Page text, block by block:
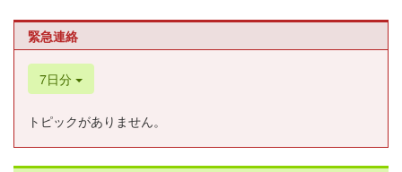
緊急連絡
7日分
トピックがありません。